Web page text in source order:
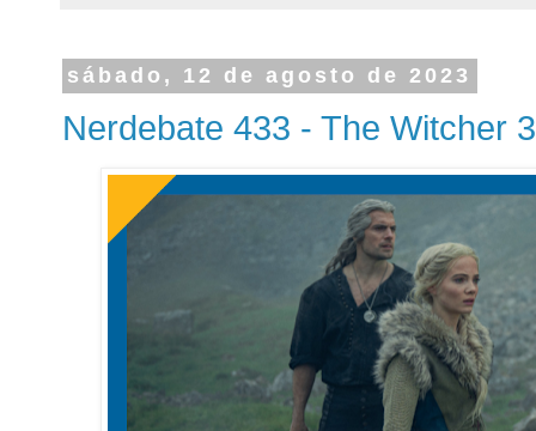
sábado, 12 de agosto de 2023
Nerdebate 433 - The Witcher